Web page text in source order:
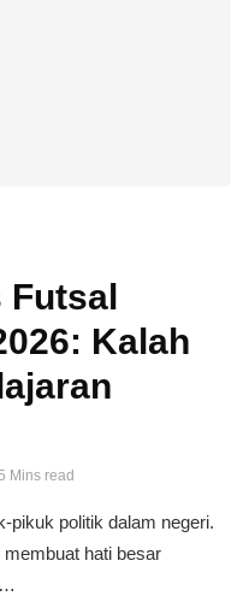
Futsal
Kalah
Mins read
pikuk politik dalam negeri.
hati besar